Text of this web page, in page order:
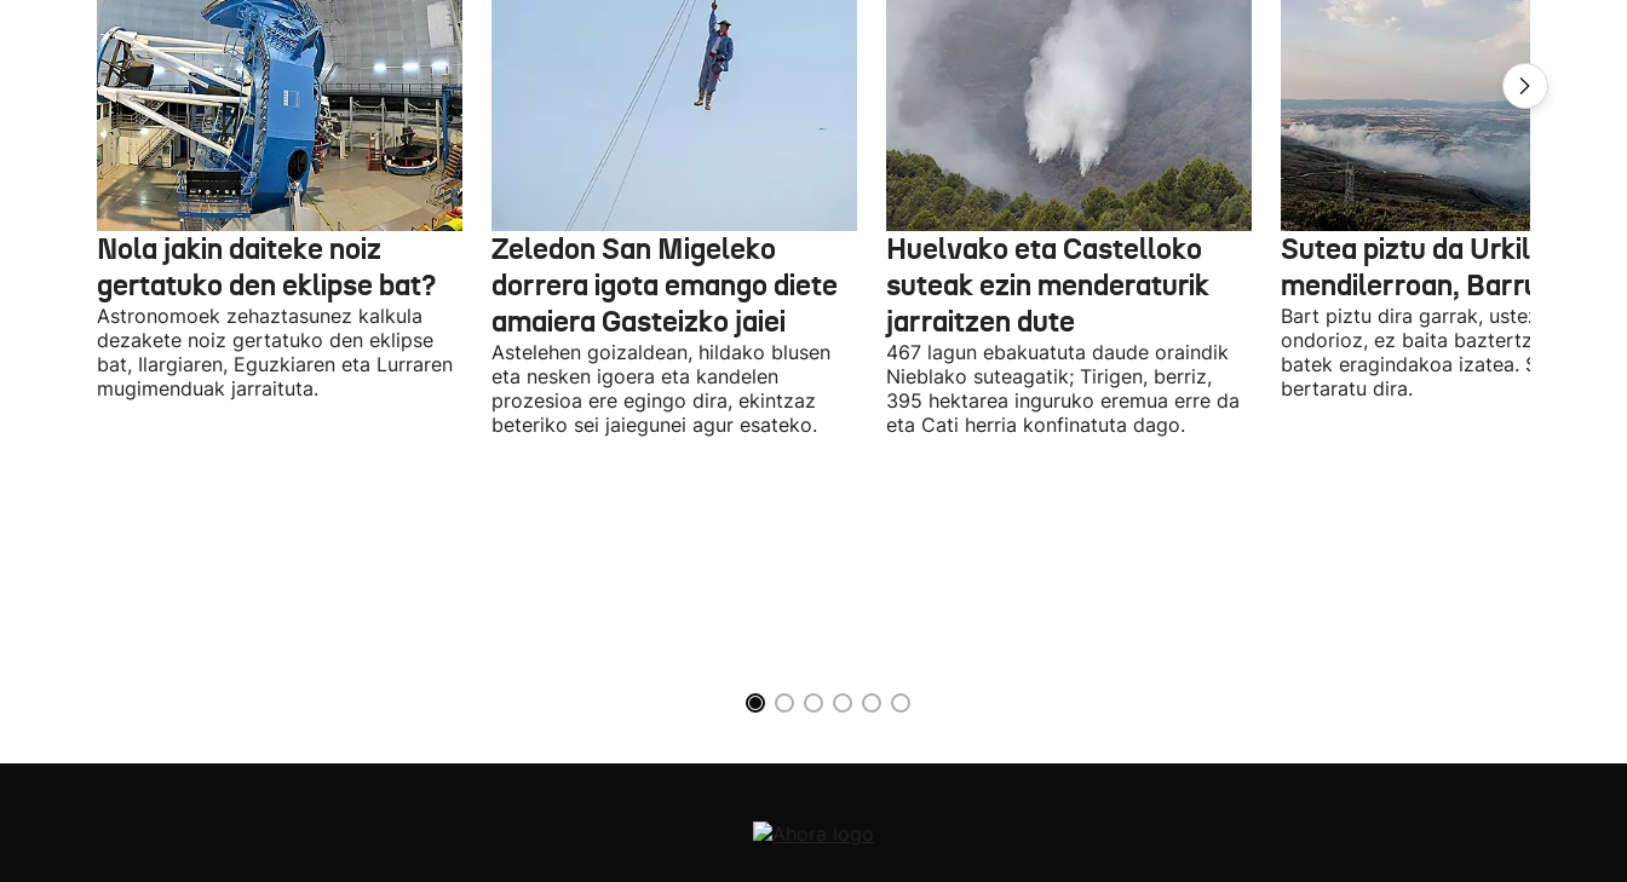
Nola jakin daiteke noiz
gertatuko den eklipse bat?
Astronomoek zehaztasunez kalkula
dezakete noiz gertatuko den eklipse
bat, Ilargiaren, Eguzkiaren eta Lurraren
mugimenduak jarraituta.
Zeledon San Migeleko
dorrera igota emango diete
amaiera Gasteizko jaiei
Astelehen goizaldean, hildako blusen
eta nesken igoera eta kandelen
prozesioa ere egingo dira, ekintzaz
beteriko sei jaiegunei agur esateko.
Huelvako eta Castelloko
suteak ezin menderaturik
jarraitzen dute
467 lagun ebakuatuta daude oraindik
Nieblako suteagatik; Tirigen, berriz,
395 hektarea inguruko eremua erre da
eta Cati herria konfinatuta dago.
Sutea piztu da Urkila-
mendilerroan, Barrundian
Bart piztu dira garrak, ustez
ondorioz, ez baita baztertzen
batek eragindakoa izatea.
bertaratu dira.